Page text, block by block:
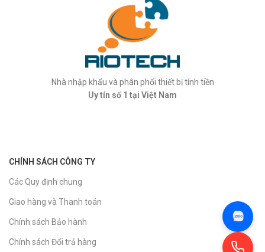
Nhà nhập khẩu và phân phối thiết bị tính tiền
Uy tín số 1 tại Việt Nam
CHÍNH SÁCH CÔNG TY
Các Quy định chung
Giao hàng và Thanh toán
Chính sách Bảo hành
Chính sách Đổi trả hàng